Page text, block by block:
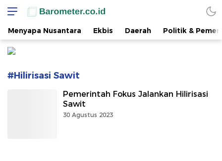
www.barometer.co.id
Berita Terkini di Sulawesi Utara
Menyapa Nusantara Ekbis Daerah Politik &
#Hilirisasi Sawit
Pemerintah Fokus Jalankan Hilirisasi
Sawit
30 Agustus 2023